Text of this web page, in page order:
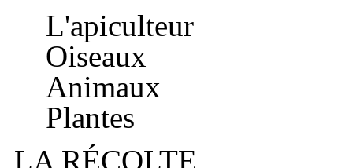
L'apiculteur
Oiseaux
Animaux
Plantes
LA RÉCOLTE